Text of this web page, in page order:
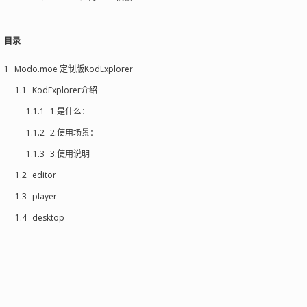
目录
1
Modo.moe 定制版KodExplorer
1.1
KodExplorer介绍
1.1.1
1.是什么：
1.1.2 2.使用场景：
1.1.3 3.使用说明
1.2 editor
1.3 player
1.4 desktop